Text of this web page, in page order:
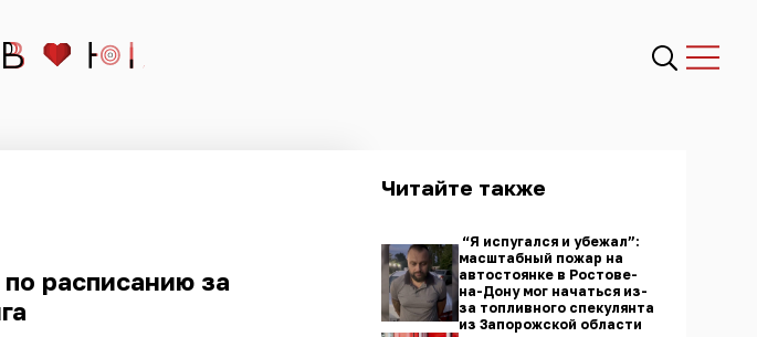
расписанию за
Читайте также
“Я испугался и убежал”:
масштабный пожар на
автостоянке в Ростове-
на-Дону мог начаться из-
за топливного спекулянта
из Запорожской области